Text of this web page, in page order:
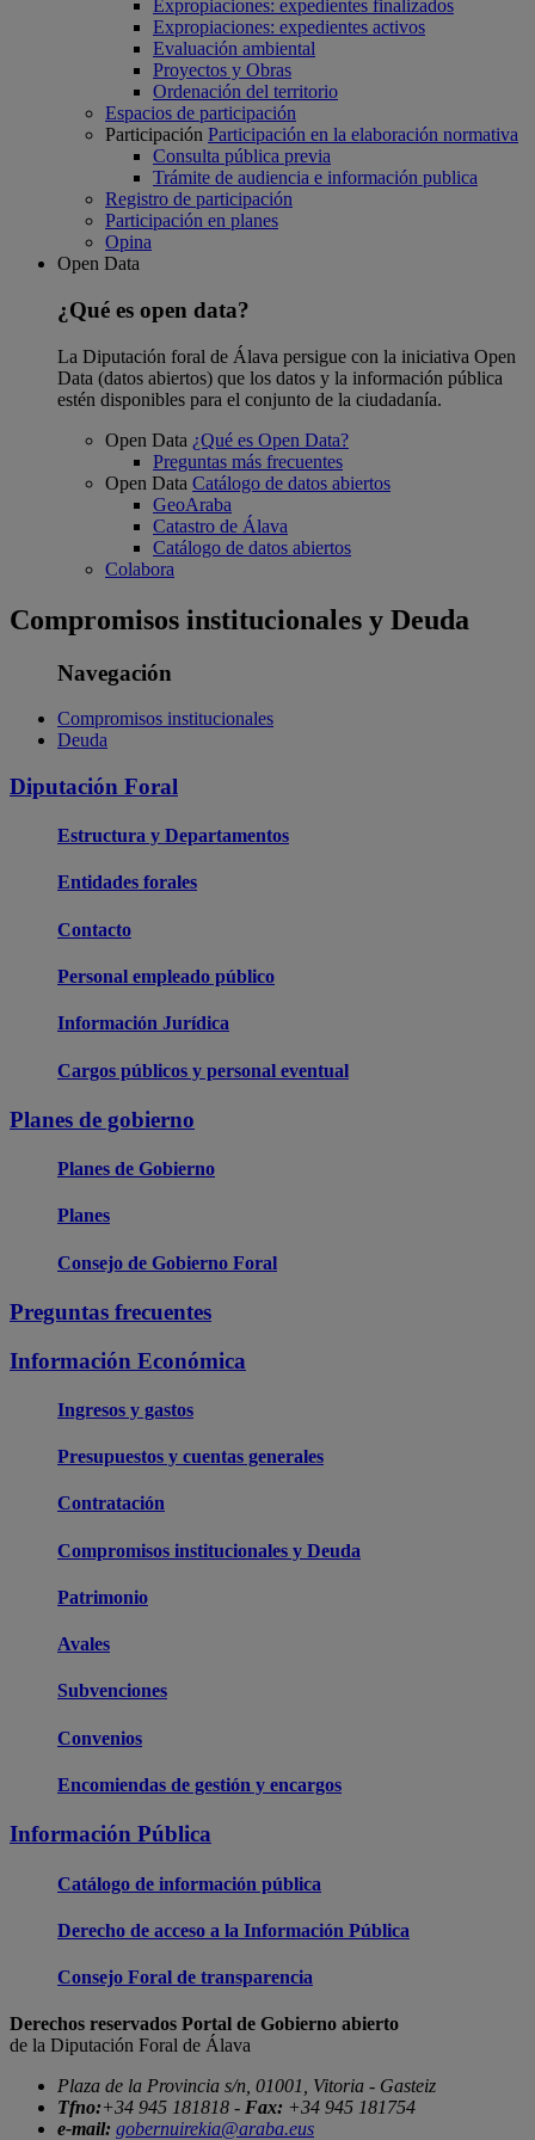
Expropiaciones: expedientes finalizados
Expropiaciones: expedientes activos
Evaluación ambiental
Proyectos y Obras
Ordenación del territorio
Espacios de participación
Participación Participación en la elaboración normativa
Consulta pública previa
Trámite de audiencia e información publica
Registro de participación
Participación en planes
Opina
Open Data
¿Qué es open data?
La Diputación foral de Álava persigue con la iniciativa Open
Data (datos abiertos) que los datos y la información pública
estén disponibles para el conjunto de la ciudadanía.
Open Data ¿Qué es Open Data?
Preguntas más frecuentes
Open Data Catálogo de datos abiertos
GeoAraba
Catastro de Álava
Catálogo de datos abiertos
Colabora
Compromisos institucionales y Deuda
Navegación
Compromisos institucionales
Deuda
Diputación Foral
Estructura y Departamentos
Entidades forales
Contacto
Personal empleado público
Información Jurídica
Cargos públicos y personal eventual
Planes de gobierno
Planes de Gobierno
Planes
Consejo de Gobierno Foral
Preguntas frecuentes
Información Económica
Ingresos y gastos
Presupuestos y cuentas generales
Contratación
Compromisos institucionales y Deuda
Patrimonio
Avales
Subvenciones
Convenios
Encomiendas de gestión y encargos
Información Pública
Catálogo de información pública
Derecho de acceso a la Información Pública
Consejo Foral de transparencia
Derechos reservados Portal de Gobierno abierto
de la Diputación Foral de Álava
Plaza de la Provincia s/n, 01001, Vitoria - Gasteiz
Tfno:+34 945 181818 - Fax: +34 945 181754
e-mail: gobernuirekia@araba.eus